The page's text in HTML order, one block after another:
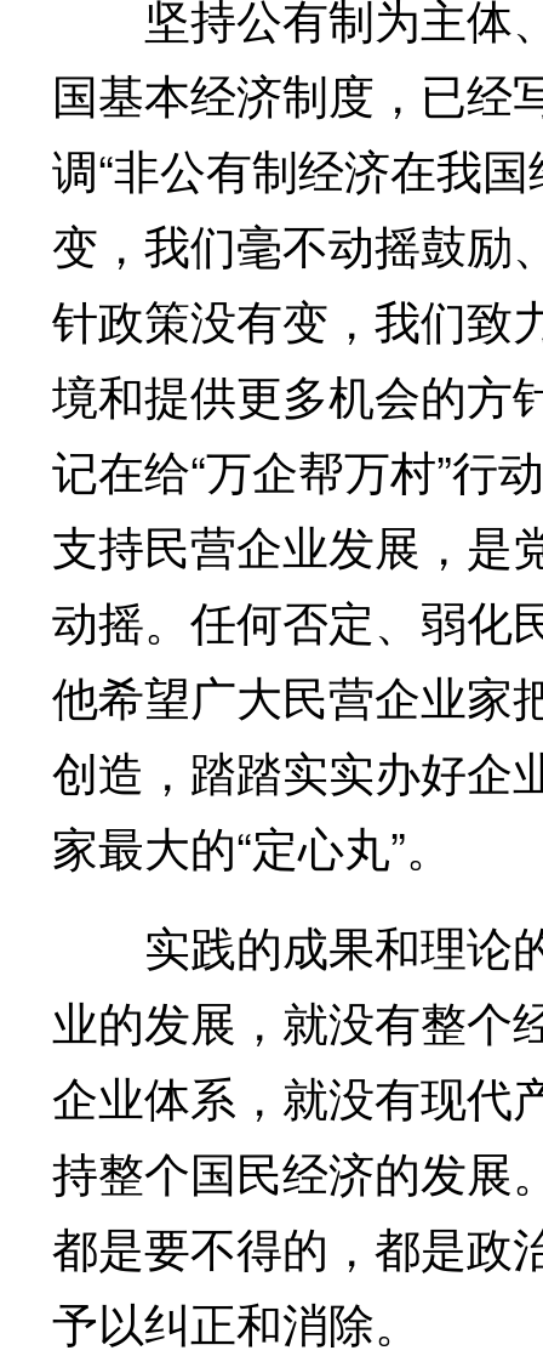
坚持公有制为主体
国基本经济制度，已经
调“非公有制经济在我
变，我们毫不动摇鼓励
针政策没有变，我们致
境和提供更多机会的方
记在给“万企帮万村”行
支持民营企业发展，是
动摇。任何否定、弱化
他希望广大民营企业家
创造，踏踏实实办好企
家最大的“定心丸”。
实践的成果和理论
业的发展，就没有整个
企业体系，就没有现代
持整个国民经济的发展
都是要不得的，都是政
予以纠正和消除。